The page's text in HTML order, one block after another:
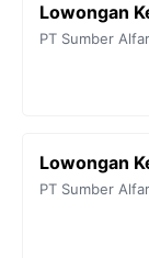
Lowongan
PT Sumber
Lowongan
PT Sumber